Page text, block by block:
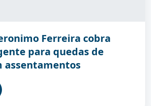
Ferreira cobra
para quedas de
assentamentos